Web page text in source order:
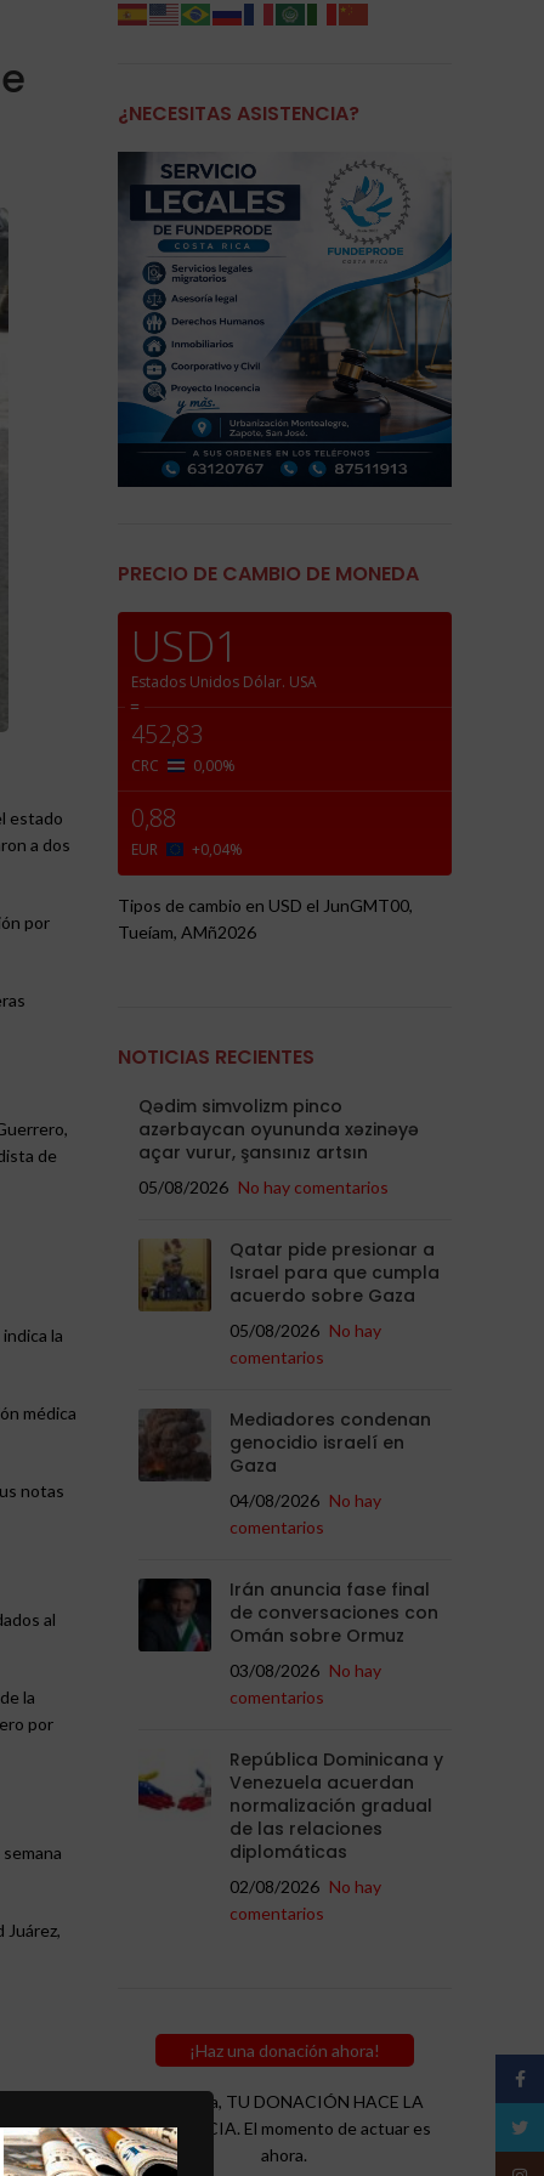
estado
a dos
por
de
la
médica
notas
al
la
por
Juárez,
¿NECESITAS ASISTENCIA?
PRECIO DE CAMBIO DE MONEDA
USD1
Estados Unidos Dólar. USA
=
452,83
CRC 0,00%
0,88
EUR +0,04%
Tipos de cambio en USD el JunGMT00,
Tueíam, AMñ2026
NOTICIAS RECIENTES
Qədim simvolizm pinco
azərbaycan oyununda xəzinəyə
açar vurur, şansınız artsın
05/08/2026 No hay comentarios
Qatar pide presionar a
Israel para que cumpla
acuerdo sobre Gaza
05/08/2026 No hay
comentarios
Mediadores condenan
genocidio israelí en
Gaza
04/08/2026 No hay
comentarios
Irán anuncia fase final
de conversaciones con
Omán sobre Ormuz
03/08/2026 No hay
comentarios
República Dominicana y
Venezuela acuerdan
normalización gradual
de las relaciones
diplomáticas
02/08/2026 No hay
comentarios
¡Haz una donación ahora!
Recuerda, TU DONACIÓN HACE LA
DIFERENCIA. El momento de actuar es
ahora.